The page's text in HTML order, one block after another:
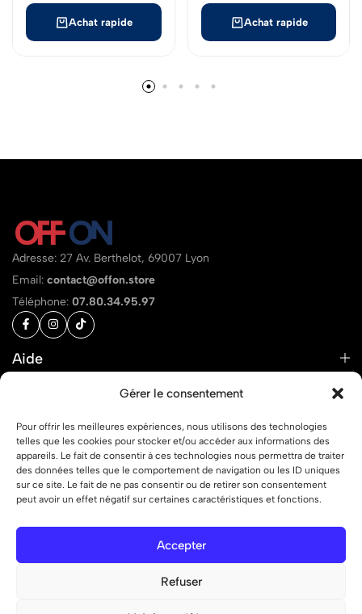
Gérer le consentement
Pour offrir les meilleures expériences, nous utilisons des technologies
telles que les cookies pour stocker et/ou accéder aux informations des
appareils. Le fait de consentir à ces technologies nous permettra de traiter
des données telles que le comportement de navigation ou les ID uniques
sur ce site. Le fait de ne pas consentir ou de retirer son consentement
peut avoir un effet négatif sur certaines caractéristiques et fonctions.
Accepter
Refuser
Achat rapide Achat rapide
Adresse: 27 Av. Berthelot, 69007 Lyon
Email: contact@offon.store
Téléphone: 07.80.34.95.97
Aide
© 2026 OFF ON – Tous droits réservés.